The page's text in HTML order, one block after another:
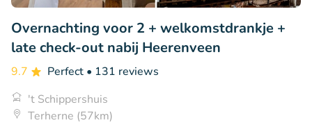
Overnachting voor 2 + welkomstdrankje +
late check-out nabij Heerenveen
9.7 Perfect • 131 reviews
't Schippershuis
Terherne (57km)